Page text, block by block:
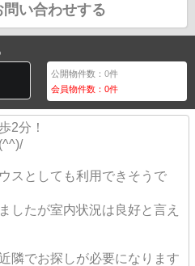
問い合わせする
公開物件数：0件
会員物件数：0件
2分！
スとしても利用できそうで
したが室内状況は良好と言え
隣でお探しが必要になります